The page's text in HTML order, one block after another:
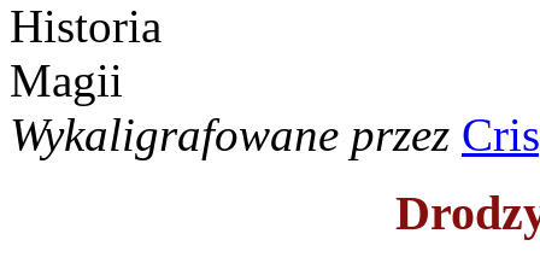
Wykaligrafowane przez